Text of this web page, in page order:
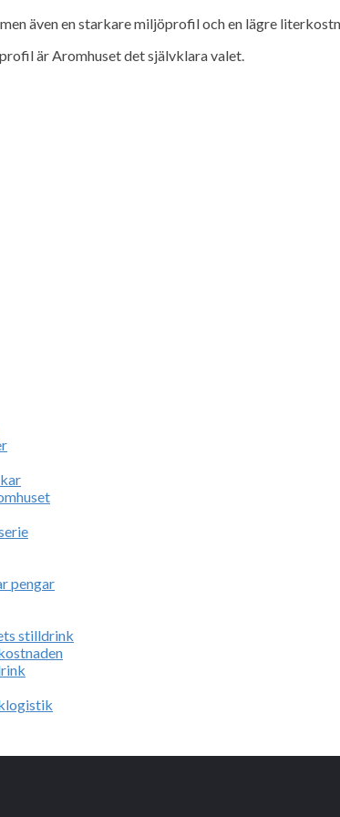
även en starkare miljöprofil och en lägre
är Aromhuset det självklara valet.
pengar
stilldrink